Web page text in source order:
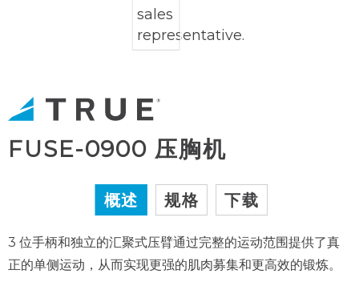
FUSE-0900 压胸机
概述 规格 下载
3 位手柄和独立的汇聚式压臂通过完整的运动范围提供了真
正的单侧运动，从而实现更强的肌肉募集和更高效的锻炼。